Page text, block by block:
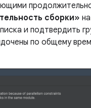
сборки»
и подтвердить
по общему